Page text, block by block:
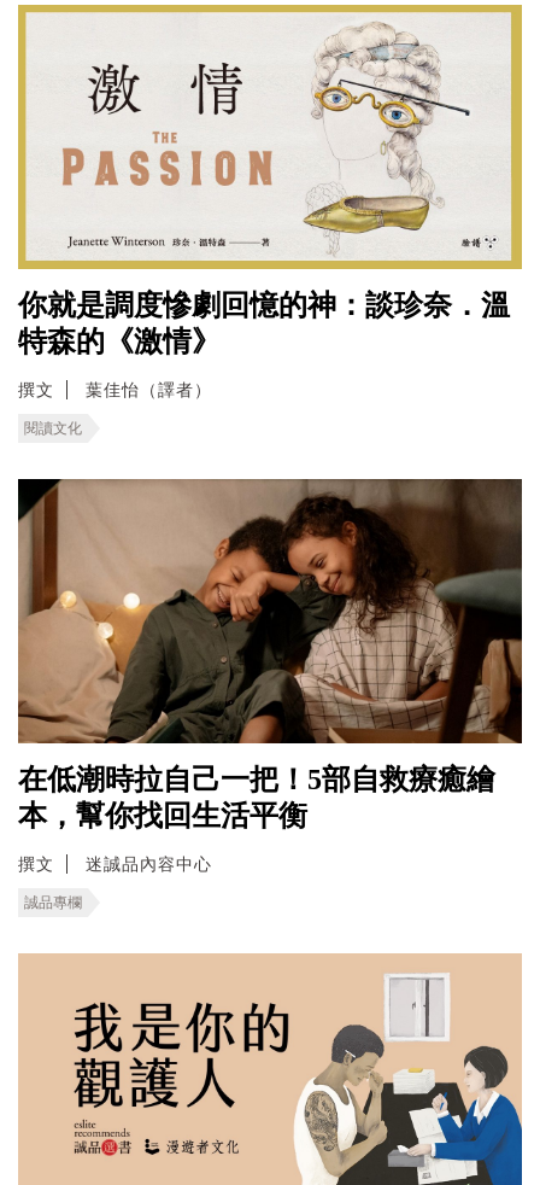
你就是調度慘劇回憶的神：談珍奈．溫
特森的《激情》
撰文 葉佳怡（譯者）
閱讀文化
在低潮時拉自己一把！5部自救療癒繪
本，幫你找回生活平衡
撰文 迷誠品內容中心
誠品專欄